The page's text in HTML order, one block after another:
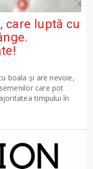
care luptă cu
boala și are nevoie,
care pot
timpului în